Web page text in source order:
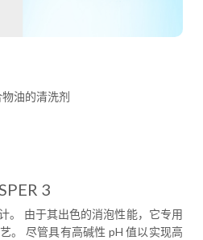
油的清洗剂
3
。 由于其出色的消泡性能，它专用
。 尽管具有高碱性 pH 值以实现高